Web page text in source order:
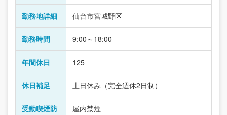
勤務地詳細 仙台市宮城野区
勤務時間 9:00～18:00
年間休日 125
休日補足 土日休み（完全週休2日制）
受動喫煙防
屋内禁煙